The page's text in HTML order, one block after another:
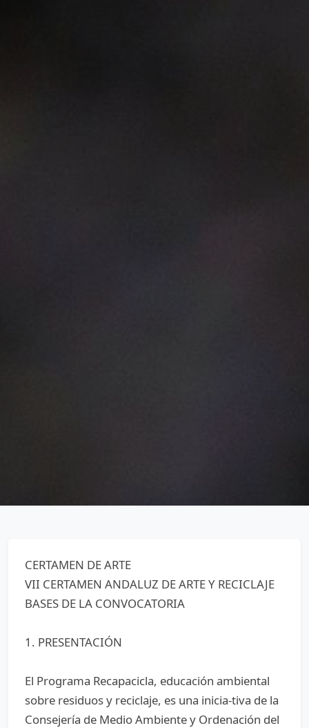
CERTAMEN DE ARTE
VII CERTAMEN ANDALUZ DE ARTE Y RECICLAJE
BASES DE LA CONVOCATORIA
1. PRESENTACIÓN
El Programa Recapacicla, educación ambiental
sobre residuos y reciclaje, es una inicia-tiva de la
Consejería de Medio Ambiente y Ordenación del